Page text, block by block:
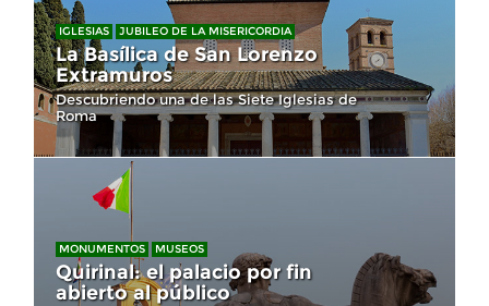
IGLESIAS JUBILEO DE LA MISERICORDIA
La Basílica de San Lorenzo
Extramuros
Descubriendo una de las Siete Iglesias de
Roma
MONUMENTOS MUSEOS
Quirinal: el palacio por fin
abierto al público